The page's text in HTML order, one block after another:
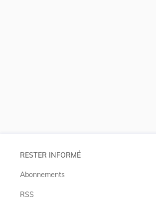
RESTER INFORMÉ
Abonnements
RSS